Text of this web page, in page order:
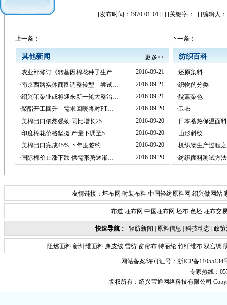
[发布时间：1970-01-01] [] [关键字： ] [编辑人
上一条： 下一条：
其他新闻 更多>>
·农业部修订《转基因棉花种子生产…
2016-09-21
·南京西路实体商圈调整转型 尝试…
2016-09-21
·绍兴印染业或将迎来新一轮大整治…
2016-09-21
·聚酯开工回升 需求回暖将对PT…
2016-09-20
·美棉出口依然强劲 同比增长25…
2016-09-20
·印度棉花价格坚挺 产量下调至5…
2016-09-20
·美棉出口完成45% 下年度签约…
2016-09-20
· 国际棉价止涨下跌 供需形势逐渐… 2016-09-20
纺织百科
·还原染料
·织物的分类
·靛蓝染色
·卫衣
· 日本蓄热保温面
·山形斜纹
·机织物生产过程
·纺织面料测试方
友情链接： 坯布网 时装布料 中国轻纺原料网 绍兴做网站
布道 坯布网 中国坯布网 坯布 色坯 坯布交
快速导航： 轻纺新闻 原料信息 科技动态| 政
阻燃面料新纤维面料麂皮绒雪纺窗帘布特丽纶竹纤维布双宫绸
网站备案/许可证号： 浙ICP备11055134
专家热线：
版权所有： 绍兴宝通网络科技有限公司